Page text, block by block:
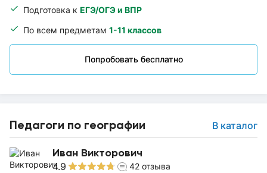
Подготовка к ЕГЭ/ОГЭ и ВПР
По всем предметам 1-11 классов
Попробовать бесплатно
Педагоги по географии В каталог
Иван Викторович
4.9 42 отзыва